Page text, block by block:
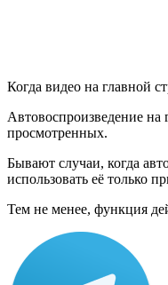
Когда видео на главной
Автовоспроизведение на
просмотренных.
Бывают случаи, когда
использовать её только
Тем не менее, функция